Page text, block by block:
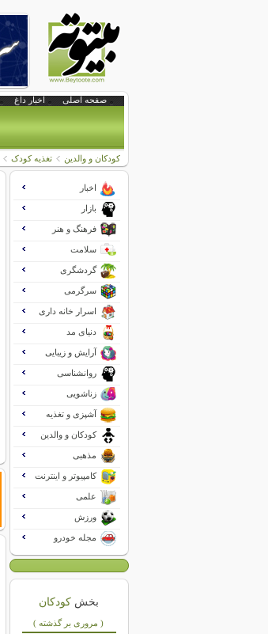
صفحه اصلی اخبار داغ
کودکان و والدین تغذیه کودک
اخبار
بازار
فرهنگ و هنر
سلامت
گردشگری
سرگرمی
اسرار خانه داری
دنیای مد
آرایش و زیبایی
روانشناسی
زناشویی
آشپزی و تغذیه
کودکان و والدین
مذهبی
کامپیوتر و اینترنت
علمی
ورزش
مجله خودرو
بخش کودکان
( مروری بر گذشته )